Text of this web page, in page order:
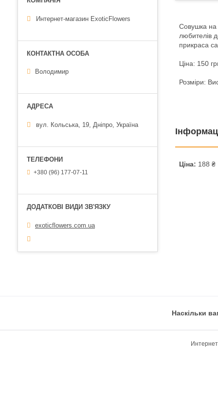
Совушка на
любителів
прикраса
Ціна: 150
Розміри:
Ціна: 188 ₴
Интернет-магазин ExoticFlowers
Володимир
вул. Кольська, 19, Дніпро, Україна
+380 (96) 177-07-11
exoticflowers.com.ua
Наскільки